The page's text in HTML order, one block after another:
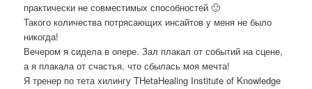
практически не совместимых способностей🙂
Такого количества потрясающих инсайтов у меня не было
никогда!
Вечером я сидела в опере. Зал плакал от событий на сцене,
а я плакала от счастья, что сбылась моя мечта!
Я тренер по тета хилингу THetaHealing Institute of Knowledge